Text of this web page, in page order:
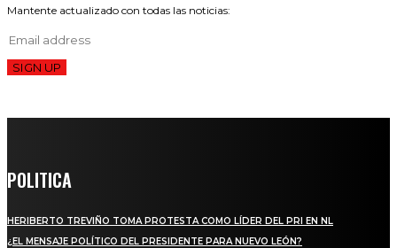
Mantente actualizado con todas las noticias:
SIGN UP
POLITICA
HERIBERTO TREVIÑO TOMA PROTESTA COMO LÍDER DEL PRI EN NL
¿EL MENSAJE POLÍTICO DEL PRESIDENTE PARA NUEVO LEÓN?